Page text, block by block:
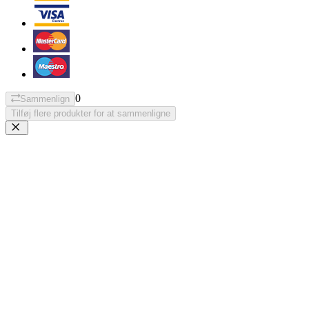
Sammenlign 0
Tilføj flere produkter for at sammenligne